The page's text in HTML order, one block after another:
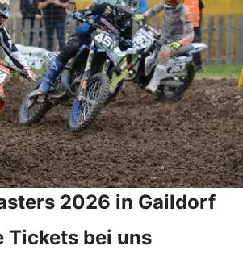
2026 in Gaildorf
Tickets bei uns